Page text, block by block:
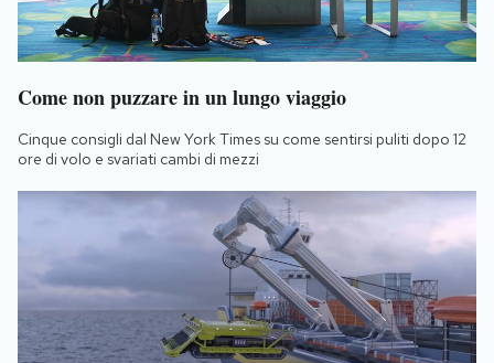
Come non puzzare in un lungo viaggio
Cinque consigli dal New York Times su come sentirsi puliti dopo 12
ore di volo e svariati cambi di mezzi